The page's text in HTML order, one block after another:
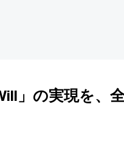
」の実現を、